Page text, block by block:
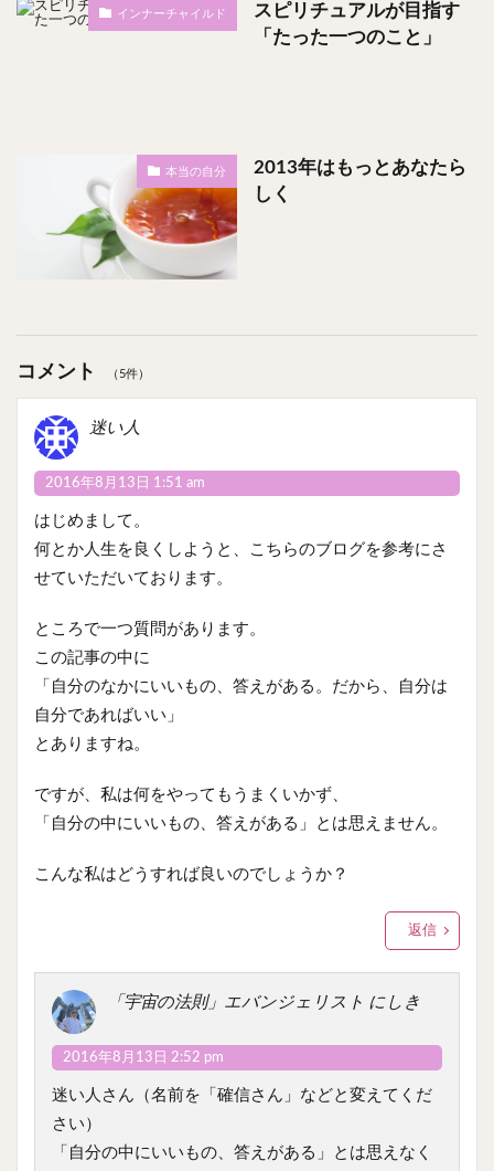
インナーチャイルド
スピリチュアルが目指す
「たった一つのこと」
本当の自分
2013年はもっとあなたら
しく
コメント （5件）
迷い人
2016年8月13日 1:51 am
はじめまして。
何とか人生を良くしようと、こちらのブログを参考にさ
せていただいております。
ところで一つ質問があります。
この記事の中に
「自分のなかにいいもの、答えがある。だから、自分は
自分であればいい」
とありますね。
ですが、私は何をやってもうまくいかず、
「自分の中にいいもの、答えがある」とは思えません。
こんな私はどうすれば良いのでしょうか？
返信
「宇宙の法則」エバンジェリスト にしき
2016年8月13日 2:52 pm
迷い人さん（名前を「確信さん」などと変えてくだ
さい）
「自分の中にいいもの、答えがある」とは思えなく